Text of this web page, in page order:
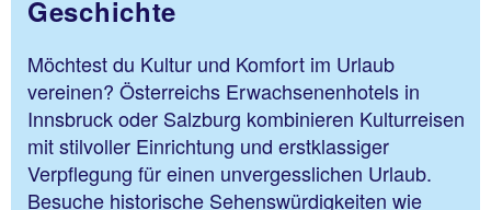
Geschichte
Möchtest du Kultur und Komfort im Urlaub
vereinen? Österreichs Erwachsenenhotels in
Innsbruck oder Salzburg kombinieren Kulturreisen
mit stilvoller Einrichtung und erstklassiger
Verpflegung für einen unvergesslichen Urlaub.
Besuche historische Sehenswürdigkeiten wie